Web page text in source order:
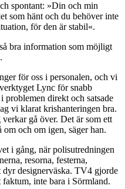
spontant: »Din och min
som hänt och du behöver inte
för den är stabil«.
bra information som möjligt
för oss i personalen, och vi
Lync för snabb
direkt och sat­sade
vi klarat krishantering­en bra.
gå över. Det är som ett
om och om igen, säger han.
i gång, när polisutredning­en
resorna, festerna,
designerväska. TV4 gjorde
inte bara i Sörmland.